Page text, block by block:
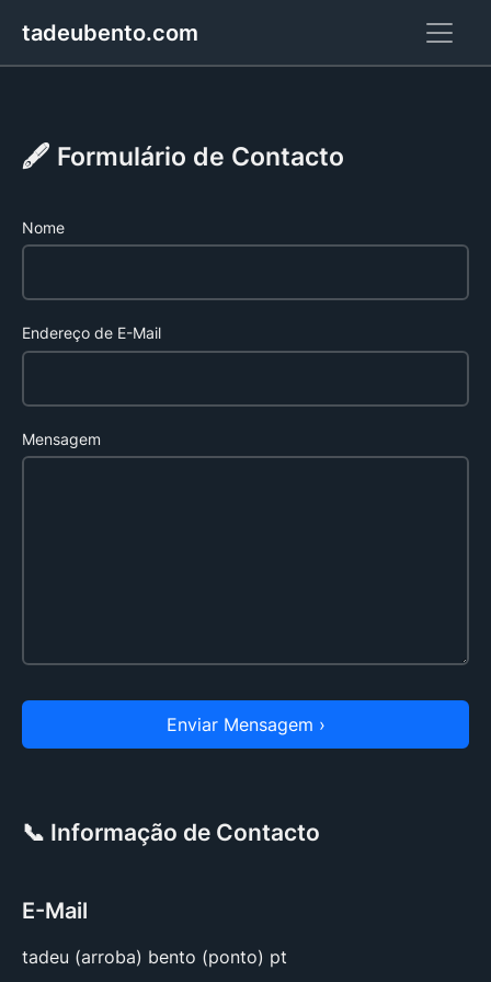
tadeubento.com
🖋️ Formulário de Contacto
Nome
Endereço de E-Mail
Mensagem
Enviar Mensagem ›
📞 Informação de Contacto
E-Mail
tadeu (arroba) bento (ponto) pt